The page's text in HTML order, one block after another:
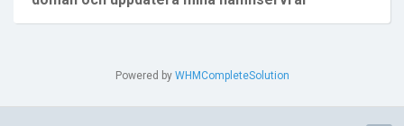
Powered by WHMCompleteSolution